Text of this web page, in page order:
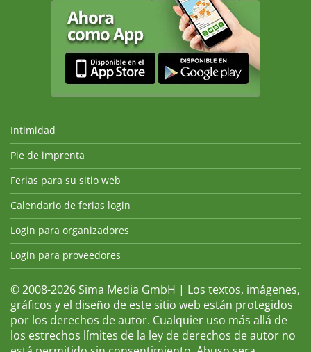
Intimidad
Pie de imprenta
Ferias para su sitio web
Calendario de ferias login
Login para organizadores
Login para proveedores
© 2008-2026 Sima Media GmbH | Los textos, imágenes,
gráficos y el diseño de este sitio web están protegidos
por los derechos de autor. Cualquier uso más allá de
los estrechos límites de la ley de derechos de autor no